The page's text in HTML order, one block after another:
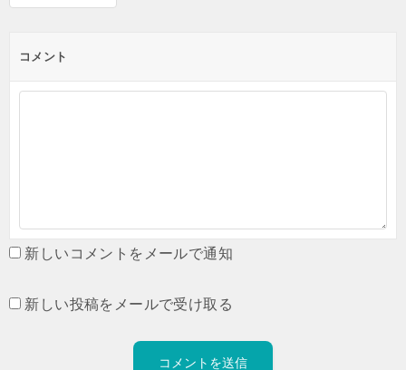
コメント
新しいコメントをメールで通知
新しい投稿をメールで受け取る